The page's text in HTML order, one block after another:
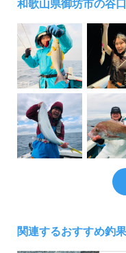
和歌山県御坊市の谷
関連するおすすめ釣果